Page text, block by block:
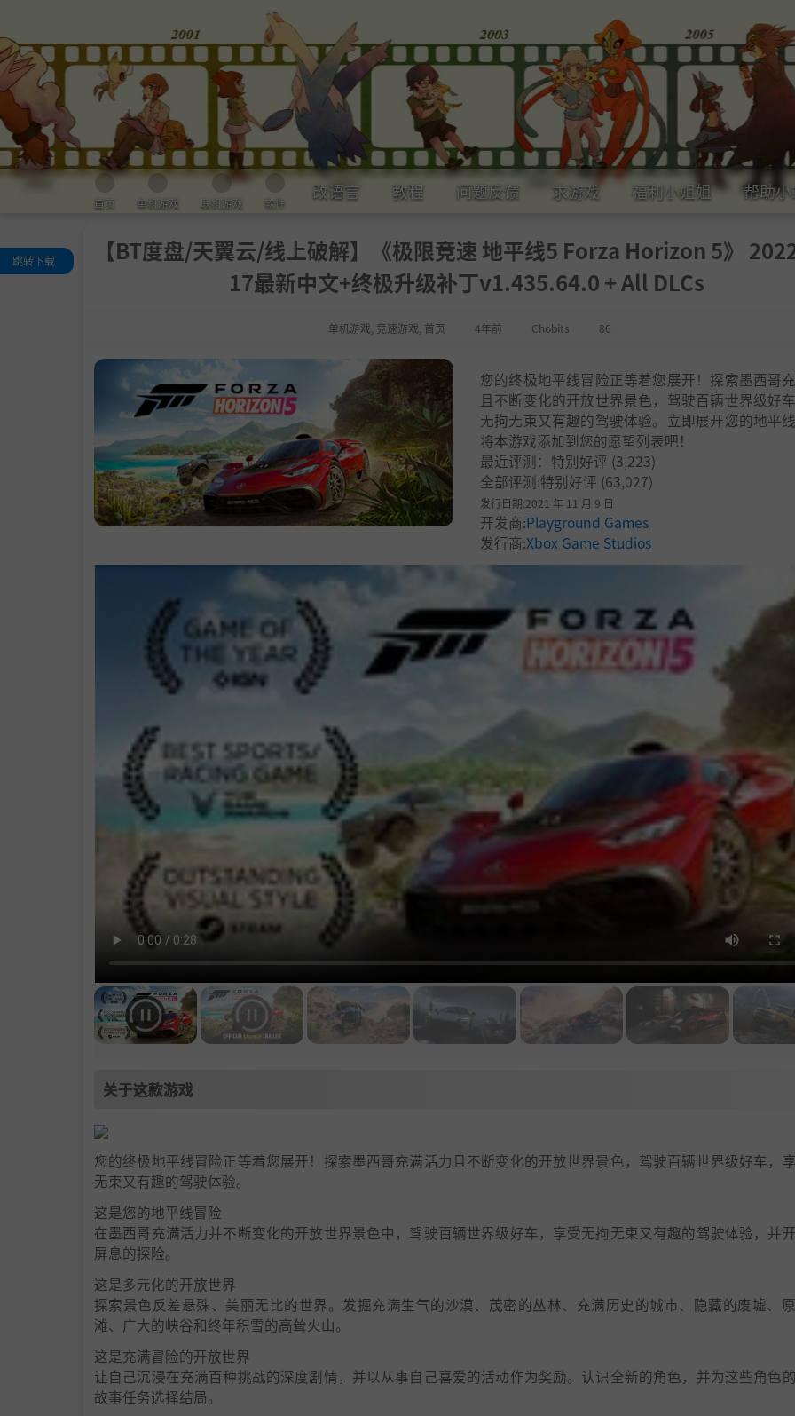
首页 单机游戏 联机游戏 软件
改语言 教程 问题反馈 求游戏 福利小姐姐 帮助小
【BT度盘/天翼云/线上破解】《极限竞速 地平线5 Forza Horizon 5》
17最新中文+终极升级补丁v1.435.64.0 + All DLCs
单机游戏 竞速游戏 首页 4年前 Chobits 86
跳转下载
您的终极地平线冒险正等着您展开！探索墨西哥
且不断变化的开放世界景色，驾驶百辆世界级好
无拘无束又有趣的驾驶体验。立即展开您的地平
将本游戏添加到您的愿望列表吧！
最近评测： 特别好评 (3,223)
全部评测:特别好评 (63,027)
发行日期:2021 年 11 月 9 日
开发商:Playground Games
发行商:Xbox Game Studios
关于这款游戏
您的终极地平线冒险正等着您展开！探索墨西哥充满活力且不断变化的开放世界景色，驾驶百辆世界级好车，
无束又有趣的驾驶体验。
这是您的地平线冒险
在墨西哥充满活力并不断变化的开放世界景色中，驾驶百辆世界级好车，享受无拘无束又有趣的驾驶体验，并
屏息的探险。
这是多元化的开放世界
探索景色反差悬殊、美丽无比的世界。发掘充满生气的沙漠、茂密的丛林、充满历史的城市、隐藏的废墟、
滩、广大的峡谷和终年积雪的高耸火山。
这是充满冒险的开放世界
让自己沉浸在充满百种挑战的深度剧情，并以从事自己喜爱的活动作为奖励。认识全新的角色，并为这些角色
故事任务选择结局。